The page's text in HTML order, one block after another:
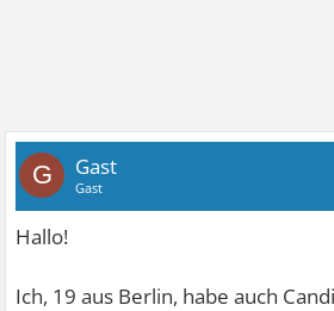
G Gast
Gast
Hallo!
Ich, 19 aus Berlin, habe auch